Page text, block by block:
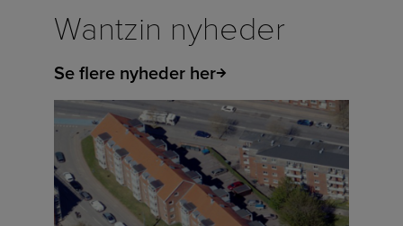
Wantzin nyheder
Se flere nyheder her